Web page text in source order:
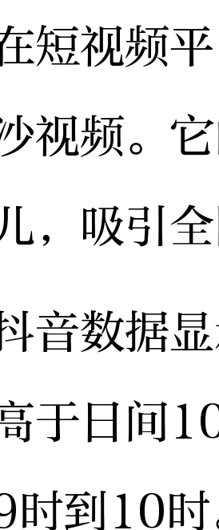
视频平
视频。
，吸引
数据显
于日间
时到10